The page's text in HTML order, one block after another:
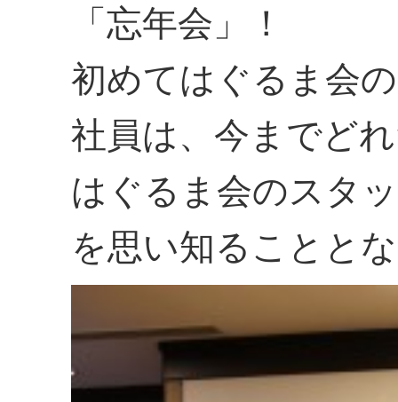
「忘年会」！
初めてはぐるま会
社員は、今までど
はぐるま会のスタ
を思い知ることと